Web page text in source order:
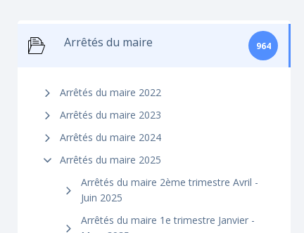
Arrêtés du maire 964
Arrêtés du maire 2022
Arrêtés du maire 2023
Arrêtés du maire 2024
Arrêtés du maire 2025
Arrêtés du maire 2ème trimestre Avril -
Juin 2025
Arrêtés du maire 1e trimestre Janvier -